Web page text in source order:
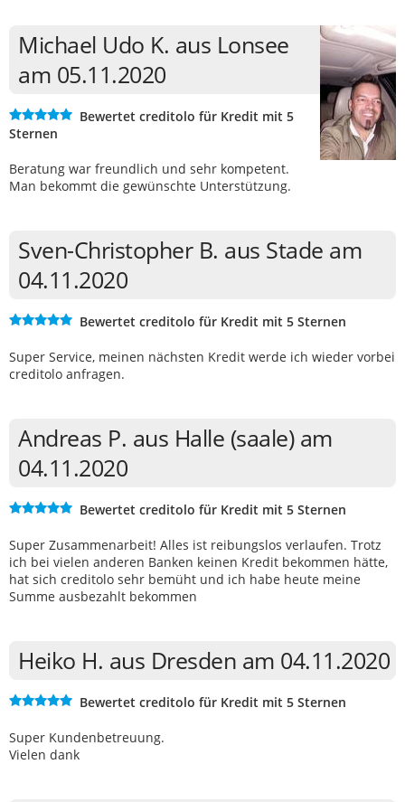
Michael Udo K. aus Lonsee
am 05.11.2020
Bewertet creditolo für Kredit mit 5
Sternen
Beratung war freundlich und sehr kompetent.
Man bekommt die gewünschte Unterstützung.
Sven-Christopher B. aus Stade am
04.11.2020
Bewertet creditolo für Kredit mit 5 Sternen
Super Service, meinen nächsten Kredit werde ich wieder vorbei
creditolo anfragen.
Andreas P. aus Halle (saale) am
04.11.2020
Bewertet creditolo für Kredit mit 5 Sternen
Super Zusammenarbeit! Alles ist reibungslos verlaufen. Trotz
ich bei vielen anderen Banken keinen Kredit bekommen hätte,
hat sich creditolo sehr bemüht und ich habe heute meine
Summe ausbezahlt bekommen
Heiko H. aus Dresden am 04.11.2020
Bewertet creditolo für Kredit mit 5 Sternen
Super Kundenbetreuung.
Vielen dank